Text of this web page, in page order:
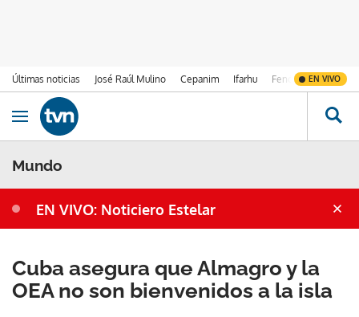
Últimas noticias José Raúl Mulino Cepanim Ifarhu Fenómeno de El
EN VIVO
Ir al contenido
Obrir navegació
Mundo
EN VIVO: Noticiero Estelar
Cuba asegura que Almagro y la
OEA no son bienvenidos a la isla